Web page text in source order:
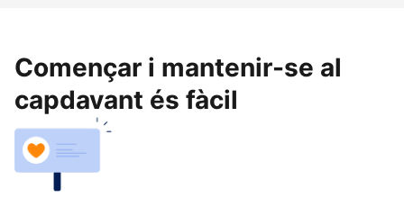
Començar i mantenir-se al
capdavant és fàcil